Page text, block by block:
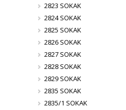
2823 SOKAK
2824 SOKAK
2825 SOKAK
2826 SOKAK
2827 SOKAK
2828 SOKAK
2829 SOKAK
2835 SOKAK
2835/1 SOKAK